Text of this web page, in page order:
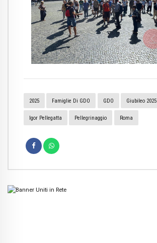
2025 Famiglie Di GDO GDO Giubileo 2025
Igor Pellegatta Pellegrinaggio Roma